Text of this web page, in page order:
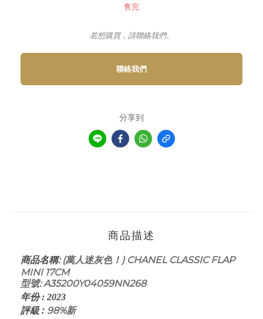
售完
若想購買，請聯絡我們。
聯絡我們
分享到
商品描述
商品名稱: (萬人迷灰色！) CHANEL CLASSIC FLAP
MINI 17CM
型號: A35200Y04059NN268
年份: 2023
評級: 98%新